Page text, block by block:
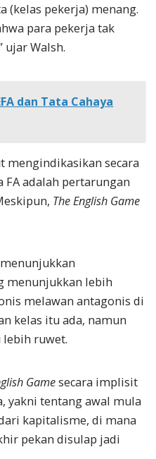
(kelas pekerja) menang.
para pekerja tak
ujar Walsh.
dan Tata Cahaya
mengindikasikan secara
FA adalah pertarungan
The English Game
menunjukkan lebih
melawan antagonis di
kelas itu ada, namun
ruwet.
Gamesecara implisit
yakni tentang awal mula
kapitalisme, di mana
pekan disulap jadi